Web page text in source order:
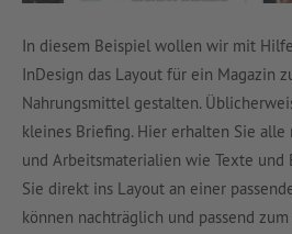
In diesem Beispiel wollen wir mit
InDesign das Layout für ein Magazin
Nahrungsmittel gestalten.
kleines Briefing. Hier erhalten Sie
und Arbeitsmaterialien wie Texte und
Sie direkt ins Layout an einer
können nachträglich und passend